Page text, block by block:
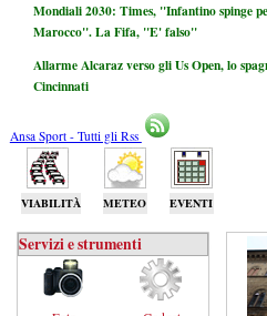
Mondiali 2030: Times, "Infantino spinge
Marocco". La Fifa, "E' falso"
Allarme Alcaraz verso gli Us Open, lo
Cincinnati
Ansa Sport - Tutti gli Rss
VIABILITÀ METEO EVENTI
Servizi e strumenti